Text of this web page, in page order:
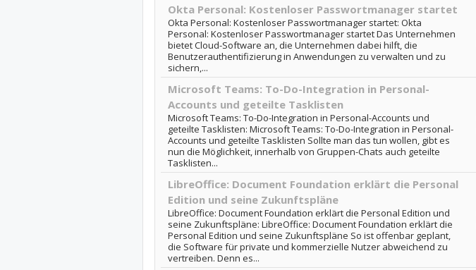
Okta Personal: Kostenloser Passwortmanager startet
Okta Personal: Kostenloser Passwortmanager startet: Okta
Personal: Kostenloser Passwortmanager startet Das Unternehmen
bietet Cloud-Software an, die Unternehmen dabei hilft, die
Benutzerauthentifizierung in Anwendungen zu verwalten und zu
sichern,...
Microsoft Teams: To-Do-Integration in Personal-
Accounts und geteilte Tasklisten
Microsoft Teams: To-Do-Integration in Personal-Accounts und
geteilte Tasklisten: Microsoft Teams: To-Do-Integration in Personal-
Accounts und geteilte Tasklisten Sollte man das tun wollen, gibt es
nun die Möglichkeit, innerhalb von Gruppen-Chats auch geteilte
Tasklisten...
LibreOffice: Document Foundation erklärt die Personal
Edition und seine Zukunftspläne
LibreOffice: Document Foundation erklärt die Personal Edition und
seine Zukunftspläne: LibreOffice: Document Foundation erklärt die
Personal Edition und seine Zukunftspläne So ist offenbar geplant,
die Software für private und kommerzielle Nutzer abweichend zu
vertreiben. Denn es...